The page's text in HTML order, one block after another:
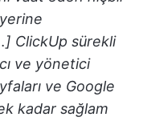
ClickUp sürekli
ve yönetici
ve Google
kadar sağlam